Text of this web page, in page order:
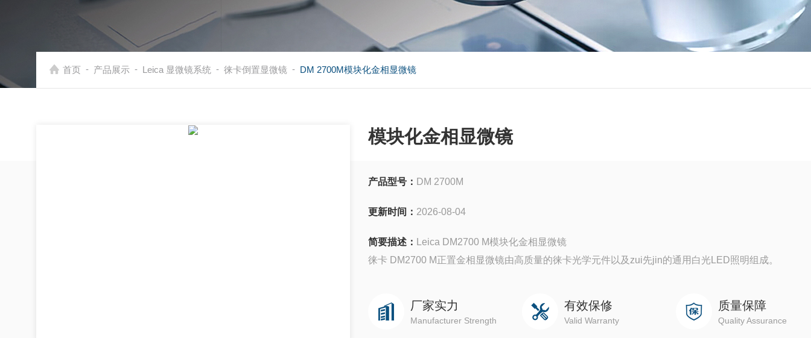
首页 - 产品展示 - Leica 显微镜系统 - 徕卡倒置显微镜 - DM 2700M模块化金相显微镜
模块化金相显微镜
产品型号： DM 2700M
更新时间： 2026-08-04
简要描述：
Leica DM2700 M模块化金相显微镜
徕卡 DM2700 M正置金相显微镜由高质量的徕卡光学元件以及zui先jin的通用白光LED照明组成。
厂家实力
Manufacturer Strength
有效保修
Valid Warranty
质量保障
Quality Assurance